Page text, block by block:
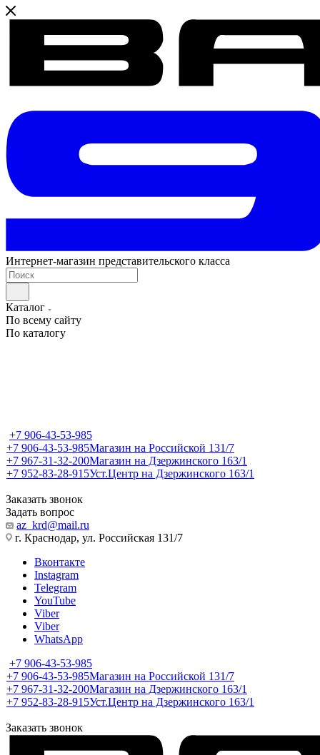
Интернет-магазин представительского класса
Каталог
По всему сайту
По каталогу
+7 906-43-53-985
+7 906-43-53-985Магазин на Российской 131/7
+7 967-31-32-200Магазин на Дзержинского 163/1
+7 952-83-28-915Уст.Центр на Дзержинского 163/1
Заказать звонок
Задать вопрос
az_krd@mail.ru
г. Краснодар, ул. Российская 131/7
Вконтакте
Instagram
Telegram
YouTube
Viber
Viber
WhatsApp
+7 906-43-53-985
+7 906-43-53-985Магазин на Российской 131/7
+7 967-31-32-200Магазин на Дзержинского 163/1
+7 952-83-28-915Уст.Центр на Дзержинского 163/1
Заказать звонок